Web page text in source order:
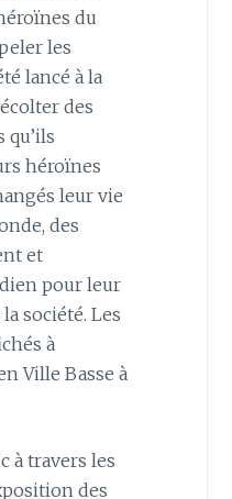
du
les
lancé à la
des
héroïnes
leur vie
des
et
pour leur
société. Les
à
Ville Basse à
à travers les
des